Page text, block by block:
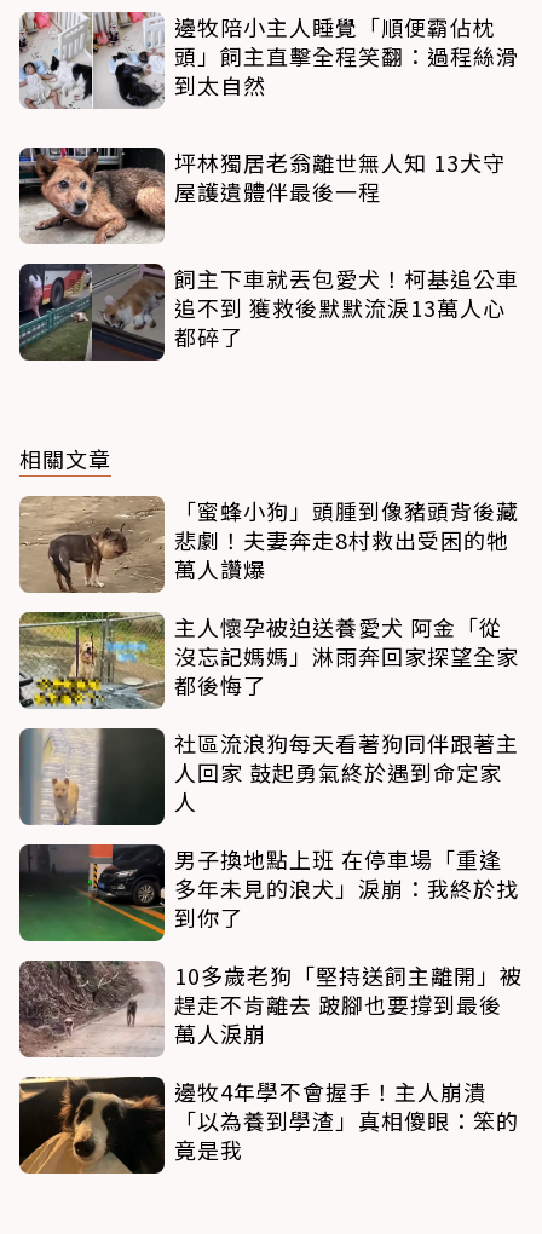
邊牧陪小主人睡覺「順便霸佔枕
頭」飼主直擊全程笑翻：過程絲滑
到太自然
坪林獨居老翁離世無人知 13犬守
屋護遺體伴最後一程
飼主下車就丟包愛犬！柯基追公車
追不到 獲救後默默流淚13萬人心
都碎了
相關文章
「蜜蜂小狗」頭腫到像豬頭背後藏
悲劇！夫妻奔走8村救出受困的牠
萬人讚爆
主人懷孕被迫送養愛犬 阿金「從
沒忘記媽媽」淋雨奔回家探望全家
都後悔了
社區流浪狗每天看著狗同伴跟著主
人回家 鼓起勇氣終於遇到命定家
人
男子換地點上班 在停車場「重逢
多年未見的浪犬」淚崩：我終於找
到你了
10多歲老狗「堅持送飼主離開」被
趕走不肯離去 跛腳也要撐到最後
萬人淚崩
邊牧4年學不會握手！主人崩潰
「以為養到學渣」真相傻眼：笨的
竟是我